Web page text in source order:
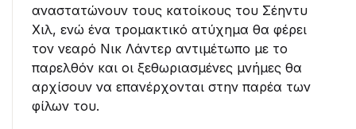
αναστατώνουν τους κατοίκους του Σέηντυ
Χιλ, ενώ ένα τρομακτικό ατύχημα θα φέρει
τον νεαρό Νικ Λάντερ αντιμέτωπο με το
παρελθόν και οι ξεθωριασμένες μνήμες θα
αρχίσουν να επανέρχονται στην παρέα των
φίλων του.